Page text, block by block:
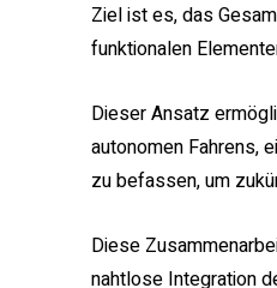
Ziel ist es, das
funktionalen
Dieser Ansatz
autonomen Fahrens,
zu befassen, um
Diese
nahtlose Integration